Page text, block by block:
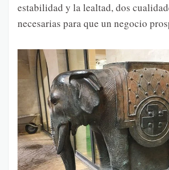
estabilidad y la lealtad, dos
necesarias para que un negocio